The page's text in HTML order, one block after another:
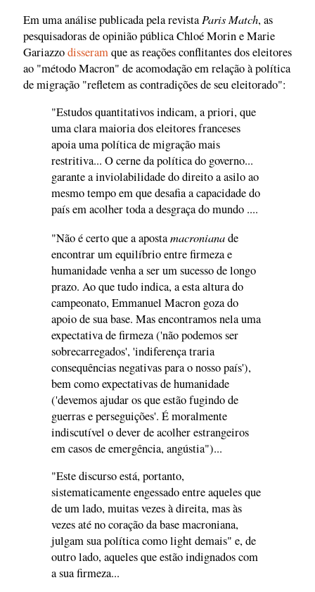
Em uma análise publicada pela revista Paris Match, as
pesquisadoras de opinião pública Chloé Morin e Marie
Gariazzodisseramque as reações conflitantes dos eleitores
ao "método Macron" de acomodação em relação à política
de migração "refletem as contradições de seu eleitorado":
"Estudos quantitativos indicam, a priori, que
uma clara maioria dos eleitores franceses
apoia uma política de migração mais
restritiva... O cerne da política do governo...
garante a inviolabilidade do direito a asilo ao
mesmo tempo em que desafia a capacidade do
país em acolher toda a desgraça do mundo ....
"Não é certo que a apostamacronianade
encontrar um equilíbrio entre firmeza e
humanidade venha a ser um sucesso de longo
prazo. Ao que tudo indica, a esta altura do
campeonato, Emmanuel Macron goza do
apoio de sua base. Mas encontramos nela uma
expectativa de firmeza ('não podemos ser
sobrecarregados', 'indiferença traria
consequências negativas para o nosso país'),
bem como expectativas de humanidade
('devemos ajudar os que estão fugindo de
guerras e perseguições'. É moralmente
indiscutível o dever de acolher estrangeiros
em casos de emergência, angústia")...
"Este discurso está, portanto,
sistematicamente engessado entre aqueles que
de um lado, muitas vezes à direita, mas às
vezes até no coração da base macroniana,
julgam sua política como light demais" e, de
outro lado, aqueles que estão indignados com
a sua firmeza...